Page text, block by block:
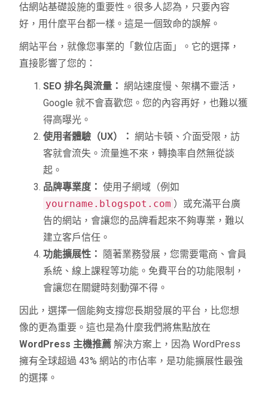
估網站基礎設施的重要性。很多人認為，只要內容
好，用什麼平台都一樣。這是一個致命的誤解。
網站平台，就像您事業的「數位店面」。它的選擇，
直接影響了您的：
SEO 排名與流量： 網站速度慢、架構不靈活，
Google 就不會喜歡您。您的內容再好，也難以獲
得高曝光。
使用者體驗（UX）： 網站卡頓、介面受限，訪
客就會流失。流量進不來，轉換率自然無從談
起。
品牌專業度： 使用子網域（例如
yourname.blogspot.com ）或充滿平台廣
告的網站，會讓您的品牌看起來不夠專業，難以
建立客戶信任。
功能擴展性：
隨著業務發展，您需要電商、會員
系統、線上課程等功能。免費平台的功能限制，
會讓您在關鍵時刻動彈不得。
因此，選擇一個能夠支撐您長期發展的平台，比您想
像的更為重要。這也是為什麼我們將焦點放在
WordPress 主機推薦 解決方案上，因為 WordPress
擁有全球超過 43% 網站的市佔率，是功能擴展性最強
的選擇。